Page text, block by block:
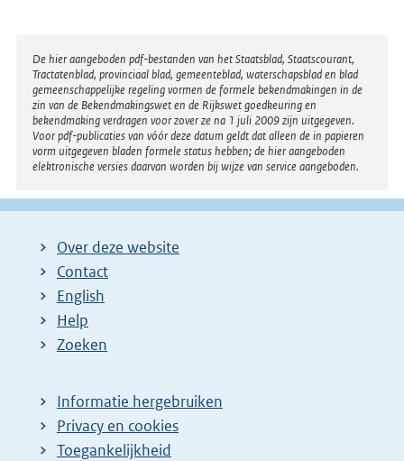
Disclaimer
De hier aangeboden pdf-bestanden van het Staatsblad, Staatscourant,
Tractatenblad, provinciaal blad, gemeenteblad, waterschapsblad en blad
gemeenschappelijke regeling vormen de formele bekendmakingen in de
zin van de Bekendmakingswet en de Rijkswet goedkeuring en
bekendmaking verdragen voor zover ze na 1 juli 2009 zijn uitgegeven.
Voor pdf-publicaties van vóór deze datum geldt dat alleen de in papieren
vorm uitgegeven bladen formele status hebben; de hier aangeboden
elektronische versies daarvan worden bij wijze van service aangeboden.
Over deze website
Contact
English
Help
Zoeken
Informatie hergebruiken
Privacy en cookies
Toegankelijkheid